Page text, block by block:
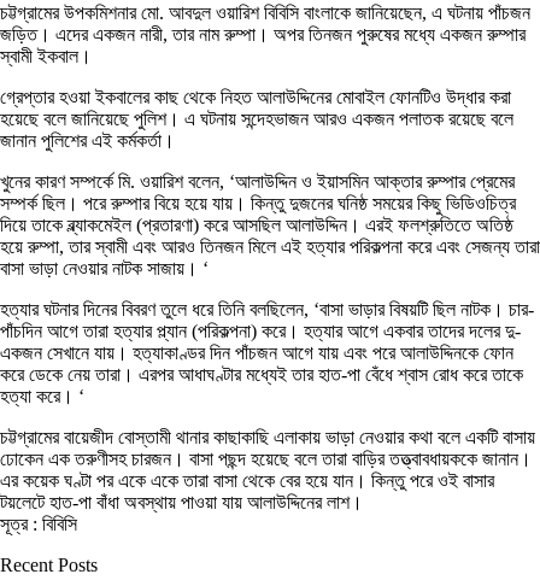
চট্টগ্রামের উপকমিশনার মো. আবদুল ওয়ারিশ বিবিসি বাংলাকে জানিয়েছেন, এ ঘটনায় পাঁচজন
জড়িত। এদের একজন নারী, তার নাম রুম্পা। অপর তিনজন পুরুষের মধ্যে একজন রুম্পার
স্বামী ইকবাল।
গ্রেপ্তার হওয়া ইকবালের কাছ থেকে নিহত আলাউদ্দিনের মোবাইল ফোনটিও উদ্ধার করা
হয়েছে বলে জানিয়েছে পুলিশ। এ ঘটনায় সন্দেহভাজন আরও একজন পলাতক রয়েছে বলে
জানান পুলিশের এই কর্মকর্তা।
খুনের কারণ সম্পর্কে মি. ওয়ারিশ বলেন, ‘আলাউদ্দিন ও ইয়াসমিন আক্তার রুম্পার প্রেমের
সম্পর্ক ছিল। পরে রুম্পার বিয়ে হয়ে যায়। কিন্তু দুজনের ঘনিষ্ঠ সময়ের কিছু ভিডিওচিত্র
দিয়ে তাকে ব্ল্যাকমেইল (প্রতারণা) করে আসছিল আলাউদ্দিন। এরই ফলশ্রুতিতে অতিষ্ঠ
হয়ে রুম্পা, তার স্বামী এবং আরও তিনজন মিলে এই হত্যার পরিকল্পনা করে এবং সেজন্য তারা
বাসা ভাড়া নেওয়ার নাটক সাজায়। ‘
হত্যার ঘটনার দিনের বিবরণ তুলে ধরে তিনি বলছিলেন, ‘বাসা ভাড়ার বিষয়টি ছিল নাটক। চার-
পাঁচদিন আগে তারা হত্যার প্ল্যান (পরিকল্পনা) করে। হত্যার আগে একবার তাদের দলের দু-
একজন সেখানে যায়। হত্যাকাণ্ডর দিন পাঁচজন আগে যায় এবং পরে আলাউদ্দিনকে ফোন
করে ডেকে নেয় তারা। এরপর আধাঘণ্টার মধ্যেই তার হাত-পা বেঁধে শ্বাস রোধ করে তাকে
হত্যা করে। ‘
চট্টগ্রামের বায়েজীদ বোস্তামী থানার কাছাকাছি এলাকায় ভাড়া নেওয়ার কথা বলে একটি বাসায়
ঢোকেন এক তরুণীসহ চারজন। বাসা পছন্দ হয়েছে বলে তারা বাড়ির তত্ত্বাবধায়ককে জানান।
এর কয়েক ঘণ্টা পর একে একে তারা বাসা থেকে বের হয়ে যান। কিন্তু পরে ওই বাসার
টয়লেটে হাত-পা বাঁধা অবস্থায় পাওয়া যায় আলাউদ্দিনের লাশ।
সূত্র : বিবিসি
Recent Posts